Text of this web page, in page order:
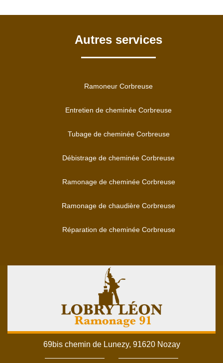
Autres services
Ramoneur Corbreuse
Entretien de cheminée Corbreuse
Tubage de cheminée Corbreuse
Débistrage de cheminée Corbreuse
Ramonage de cheminée Corbreuse
Ramonage de chaudière Corbreuse
Réparation de cheminée Corbreuse
69bis chemin de Lunezy, 91620 Nozay